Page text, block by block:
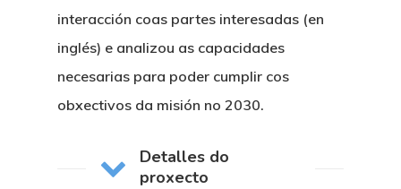
interacción coas partes interesadas (en
inglés) e analizou as capacidades
necesarias para poder cumplir cos
obxectivos da misión no 2030.
Detalles do
proxecto